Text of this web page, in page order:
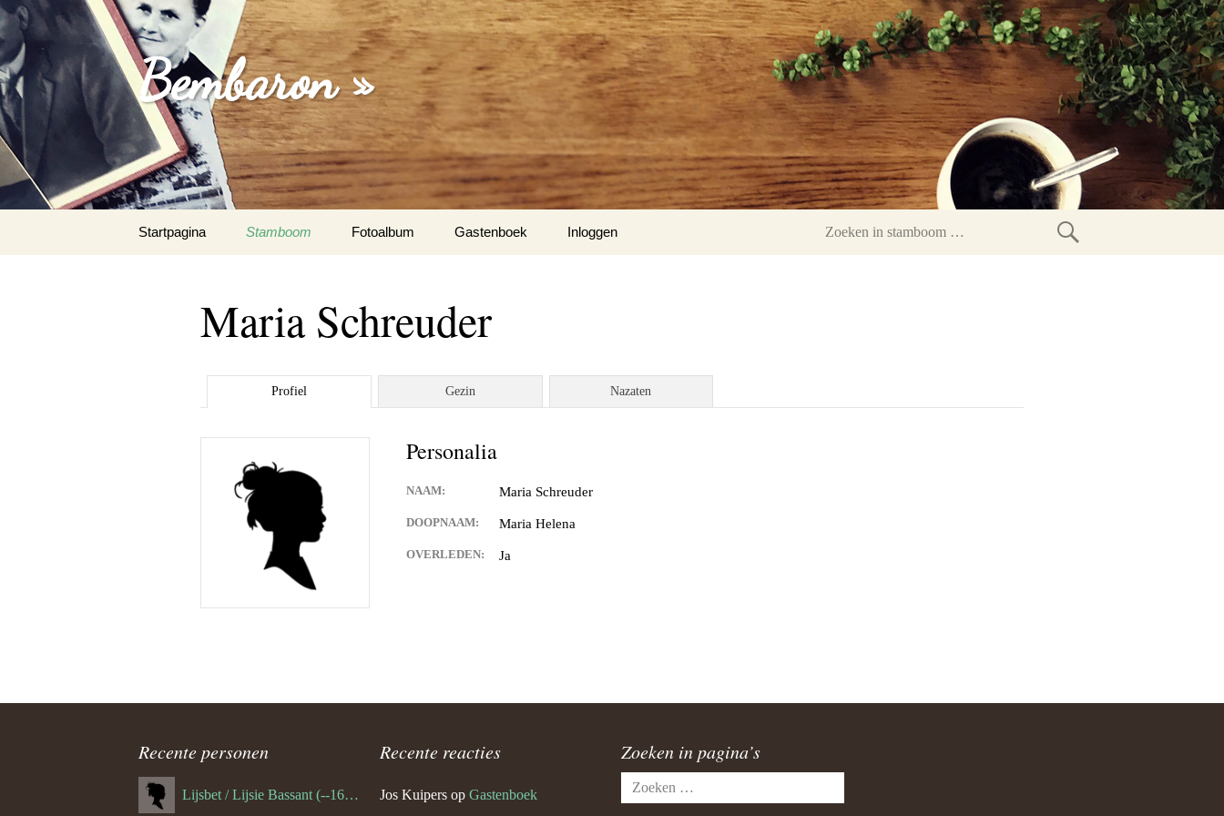
Bembaron »
naar
Startpagina Stamboom Fotoalbum Gastenboek
Inloggen
Zoeken
Maria Schreuder
Profiel Gezin Nazaten
Personalia
NAAM: Maria Schreuder
DOOPNAAM: Maria Helena
OVERLEDEN: Ja
Recente personen
Lijsbet / Lijsie Bassant (--1687)
Recente reacties
Jos Kuipers op Gastenboek
Zoeken in pagina’s
Zoeken
naar: